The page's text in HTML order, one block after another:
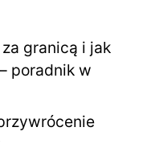
granicą i jak
poradnik w